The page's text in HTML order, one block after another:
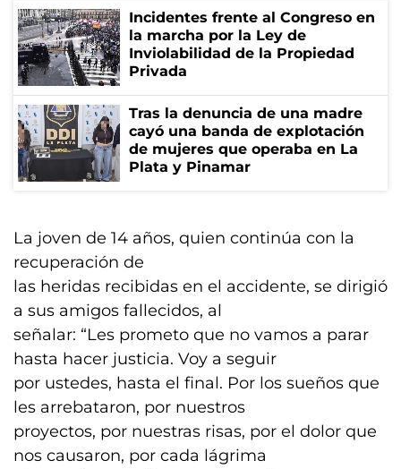
Incidentes frente al Congreso en
la marcha por la Ley de
Inviolabilidad de la Propiedad
Privada
Tras la denuncia de una madre
cayó una banda de explotación
de mujeres que operaba en La
Plata y Pinamar
La joven de 14 años, quien continúa con la
recuperación de
las heridas recibidas en el accidente, se dirigió
a sus amigos fallecidos, al
señalar: “Les prometo que no vamos a parar
hasta hacer justicia. Voy a seguir
por ustedes, hasta el final. Por los sueños que
les arrebataron, por nuestros
proyectos, por nuestras risas, por el dolor que
nos causaron, por cada lágrima